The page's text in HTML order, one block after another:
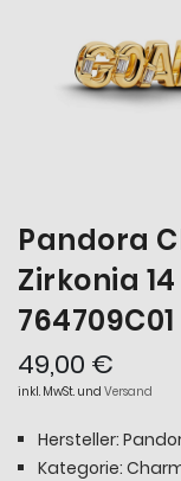
Pandora
Zirkonia
764709C01
49,00 €
inkl. MwSt. und Versand
Hersteller:
Kategorie: